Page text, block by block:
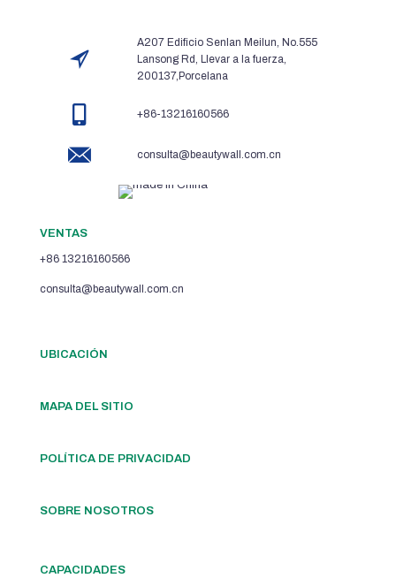
A207 Edificio Senlan Meilun, No.555
Lansong Rd, Llevar a la fuerza,
200137,Porcelana
+86-13216160566
consulta@beautywall.com.cn
VENTAS
+86 13216160566
consulta@beautywall.com.cn
UBICACIÓN
MAPA DEL SITIO
POLÍTICA DE PRIVACIDAD
SOBRE NOSOTROS
CAPACIDADES